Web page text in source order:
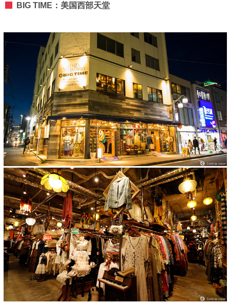
BIG TIME：美国西部天堂